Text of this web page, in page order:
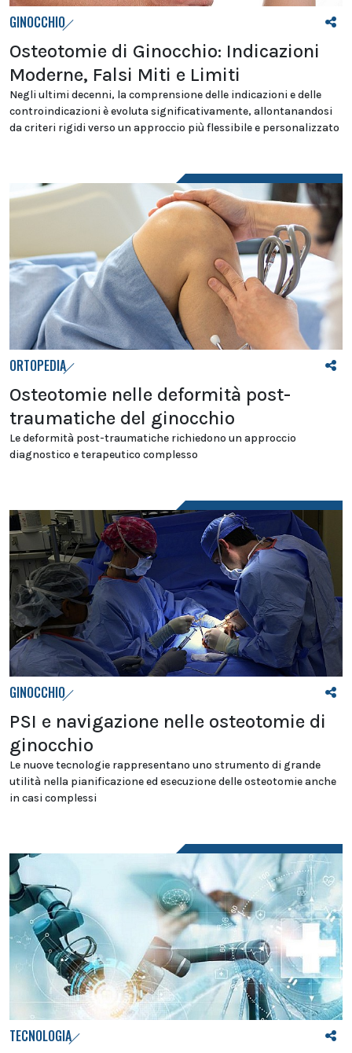
GINOCCHIO
Osteotomie di Ginocchio: Indicazioni
Moderne, Falsi Miti e Limiti
Negli ultimi decenni, la comprensione delle indicazioni e delle
controindicazioni è evoluta significativamente, allontanandosi
da criteri rigidi verso un approccio più flessibile e personalizzato
ORTOPEDIA
Osteotomie nelle deformità post-
traumatiche del ginocchio
Le deformità post-traumatiche richiedono un approccio
diagnostico e terapeutico complesso
GINOCCHIO
PSI e navigazione nelle osteotomie di
ginocchio
Le nuove tecnologie rappresentano uno strumento di grande
utilità nella pianificazione ed esecuzione delle osteotomie anche
in casi complessi
TECNOLOGIA